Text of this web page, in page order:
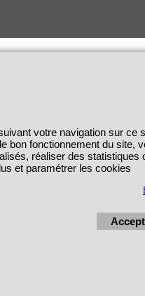
votre navigation sur ce
bon fonctionnement du site,
réaliser des
et paramétrer les cookies